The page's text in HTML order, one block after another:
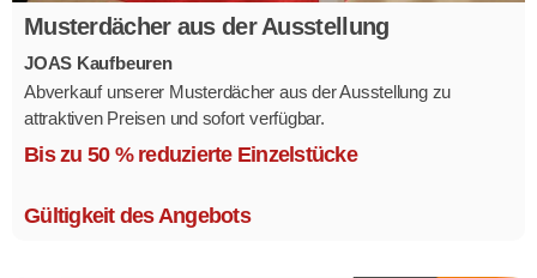
Musterdächer aus der Ausstellung
JOAS Kaufbeuren
Abverkauf unserer Musterdächer aus der Ausstellung zu
attraktiven Preisen und sofort verfügbar.
Mehrere Modelle in verschiedenen Ausführungen.
Bis zu 50 % reduzierte Einzelstücke
Gültigkeit des Angebots